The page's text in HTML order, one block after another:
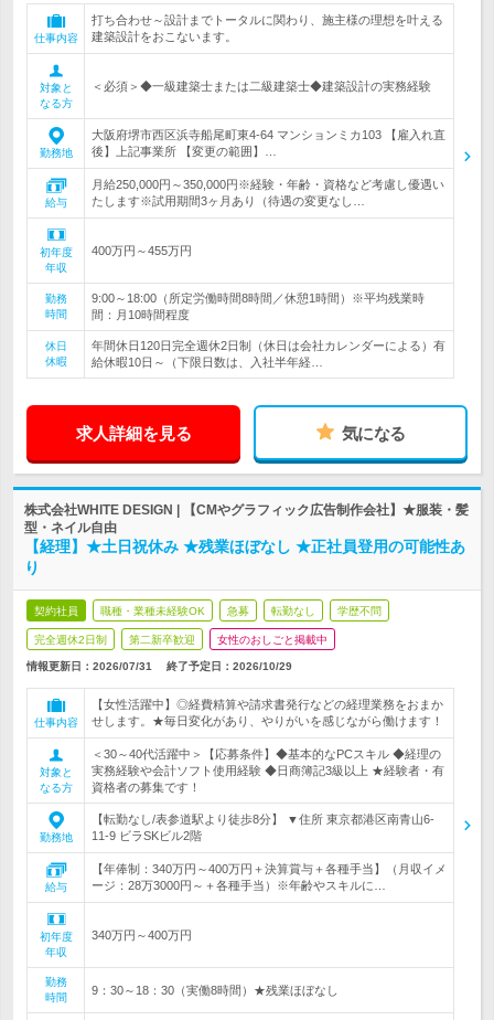
仕事内容
打ち合わせ～設計までトータルに関わり、施主様の理想を叶える
建築設計をおこないます。
対象と
なる方
＜必須＞◆一級建築士または二級建築士◆建築設計の実務経験
勤務地
大阪府堺市西区浜寺船尾町東4-64 マンションミカ103 【雇入れ直
後】上記事業所 【変更の範囲】…
給与
月給250,000円～350,000円※経験・年齢・資格など考慮し優遇い
たします※試用期間3ヶ月あり（待遇の変更なし…
初年度
年収
400万円～455万円
勤務
時間
9:00～18:00（所定労働時間8時間／休憩1時間）※平均残業時
間：月10時間程度
休日
休暇
年間休日120日完全週休2日制（休日は会社カレンダーによる）有
給休暇10日～（下限日数は、入社半年経…
求人詳細を見る 気になる
株式会社WHITE DESIGN | 【CMやグラフィック広告制作会社】★服装・髪
型・ネイル自由
【経理】★土日祝休み ★残業ほぼなし ★正社員登用の可能性あ
り
契約社員 職種・業種未経験OK 急募 転勤なし 学歴不問
完全週休2日制 第二新卒歓迎 女性のおしごと掲載中
情報更新日：2026/07/31 終了予定日： 2026/10/29
仕事内容
【女性活躍中】◎経費精算や請求書発行などの経理業務をおまか
せします。★毎日変化があり、やりがいを感じながら働けます！
対象と
なる方
＜30～40代活躍中＞【応募条件】◆基本的なPCスキル ◆経理の
実務経験や会計ソフト使用経験 ◆日商簿記3級以上 ★経験者・有
資格者の募集です！
勤務地
【転勤なし/表参道駅より徒歩8分】 ▼住所 東京都港区南青山6-
11-9 ビラSKビル2階
給与
【年俸制：340万円～400万円＋決算賞与＋各種手当】（月収イメ
ージ：28万3000円～＋各種手当）※年齢やスキルに…
初年度
年収
340万円～400万円
勤務
時間
9：30～18：30（実働8時間）★残業ほぼなし